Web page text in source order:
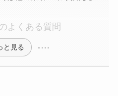
よくある質問
と見る